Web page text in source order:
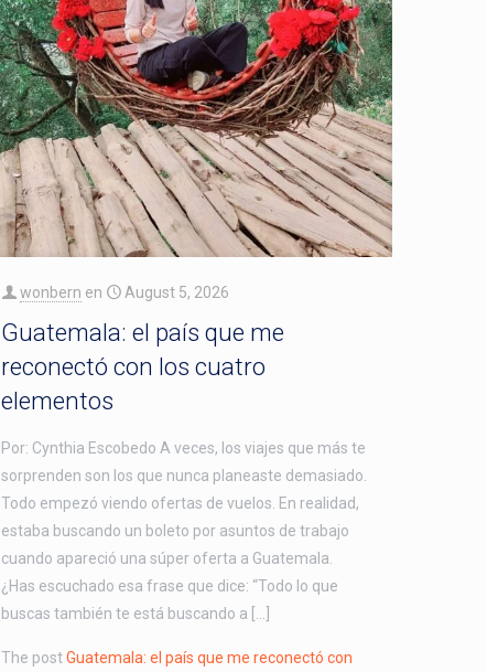
wonbern en August 5, 2026
Guatemala: el país que me
reconectó con los cuatro
elementos
Por: Cynthia Escobedo A veces, los viajes que más te
sorprenden son los que nunca planeaste demasiado.
Todo empezó viendo ofertas de vuelos. En realidad,
estaba buscando un boleto por asuntos de trabajo
cuando apareció una súper oferta a Guatemala.
¿Has escuchado esa frase que dice: “Todo lo que
buscas también te está buscando a […]
The postGuatemala: el país que me reconectó con